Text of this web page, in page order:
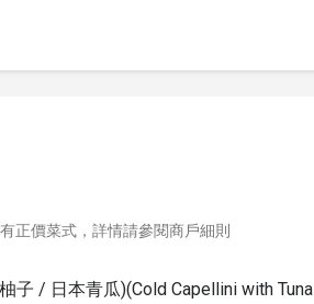
正價菜式，詳情請參閱商戶細則
子 / 日本青瓜)(Cold Capellini with Tuna